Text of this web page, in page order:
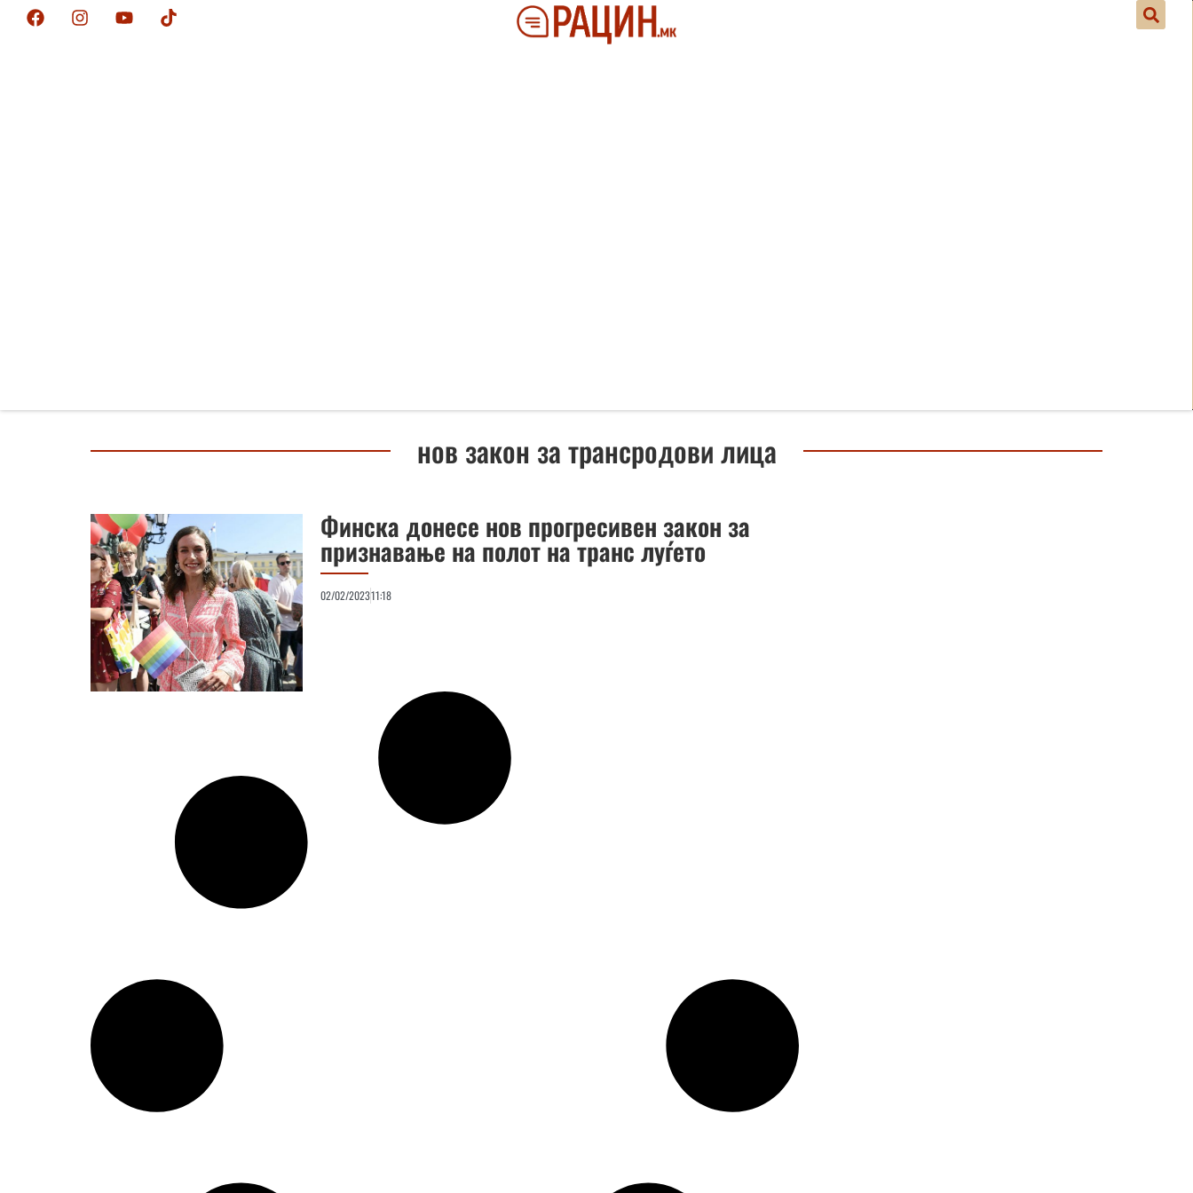
нов закон за трансродови лица
Финска донесе нов прогресивен закон за
признавање на полот на транс луѓето
02/02/202311:18